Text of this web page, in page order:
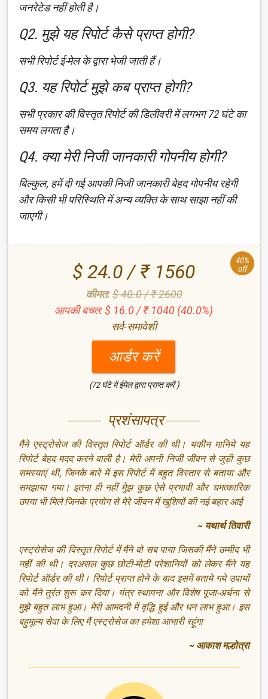
जनरेटेड नहीं होती है।
Q2. मुझे यह रिपोर्ट कैसे प्राप्त होगी?
सभी रिपोर्ट ई-मेल के द्वारा भेजी जाती हैं।
Q3. यह रिपोर्ट मुझे कब प्राप्त होगी?
सभी प्रकार की विस्तृत रिपोर्ट की डिलीवरी में लगभग 72 घंटे का
समय लगता है।
Q4. क्या मेरी निजी जानकारी गोपनीय होगी?
बिल्कुल, हमें दी गई आपकी निजी जानकारी बेहद गोपनीय रहेगी
और किसी भी परिस्थिति में अन्य व्यक्ति के साथ साझा नहीं की
जाएगी।
40%
off
$ 24.0 / ₹ 1560
कीमत:$ 40.0 / ₹ 2600
आपकी बचत: $ 16.0 / ₹ 1040 (40.0%)
सर्व-समावेशी
आर्डर करें
(72 घंटे में ईमेल द्वारा प्राप्त करें )
प्रशंसापत्र
मैंने एस्ट्रोसेज की विस्तृत रिपोर्ट ऑर्डर की थी। यकीन मानिये यह
रिपोर्ट बेहद मदद करने वाली है। मेरी अपनी निजी जीवन से जुड़ी कुछ
समस्याएं थी, जिनके बारे में इस रिपोर्ट में बहुत विस्तार से बताया और
समझाया गया। इतना ही नहीं मुेझ कुछ ऐसे प्रभावी और चमत्कारिक
उपया भी मिले जिनके प्रयोग से मेरे जीवन में खुशियों की नई बहार आई
~ यथार्थ तिवारी
एस्ट्रोसेज की विस्तृत रिपोर्ट में मैंने वो सब पाया जिसकी मैंने उम्मीद भी
नहीं की थी। दरअसल कुछ छोटी-मोटी परेशानियों को लेकर मैंने यह
रिपोर्ट ऑर्डर की थी। रिपोर्ट प्राप्त होने के बाद इसमें बताये गये उपायों
को मैंने तुरंत शुरू कर दिया। यंत्र स्थापना और विशेष पूजा-अर्चना से
मुझे बहुत लाभ हुआ। मेरी आमदनी में वृद्धि हुई और धन लाभ हुआ। इस
बहुमूल्य सेवा के लिए मैं एस्ट्रोसेज का हमेशा आभारी रहूंगा
~ आकाश मल्होत्रा